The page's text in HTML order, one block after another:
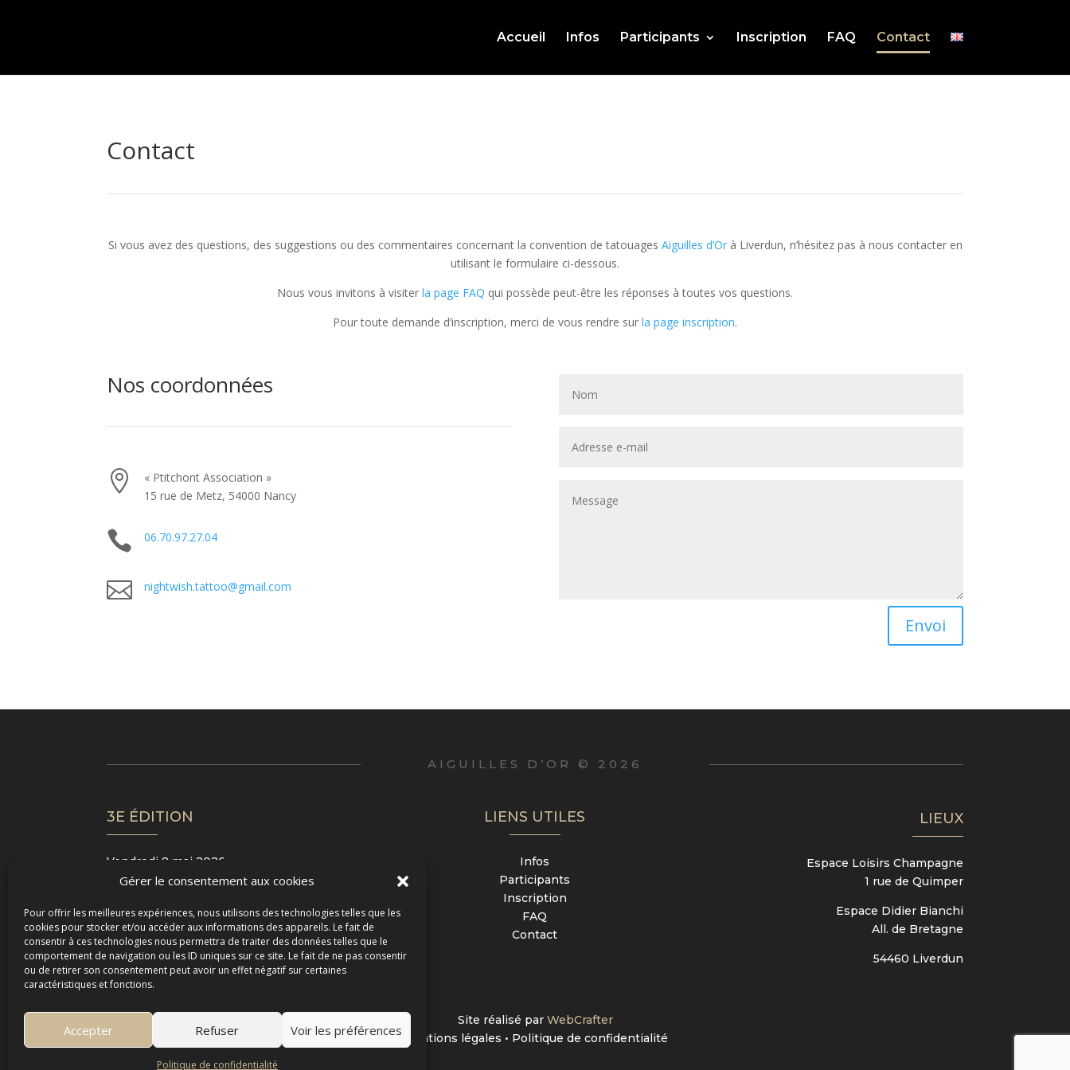
Gérer le consentement aux cookies
Pour offrir les meilleures expériences, nous utilisons des technologies telles que les
cookies pour stocker et/ou accéder aux informations des appareils. Le fait de
consentir à ces technologies nous permettra de traiter des données telles que le
comportement de navigation ou les ID uniques sur ce site. Le fait de ne pas consentir
ou de retirer son consentement peut avoir un effet négatif sur certaines
caractéristiques et fonctions.
Accepter Refuser Voir les préférences
Politique de confidentialité
Accueil Infos Participants Inscription FAQ Contact
Contact
Si vous avez des questions, des suggestions ou des commentaires concernant la convention de tatouages Aiguilles d’Or à Liverdun, n’hésitez pas à nous contacter en
utilisant le formulaire ci-dessous.
Nous vous invitons à visiter la page FAQ qui possède peut-être les réponses à toutes vos questions.
Pour toute demande d’inscription, merci de vous rendre sur la page inscription.
Nos coordonnées

« Ptitchont Association »
15 rue de Metz, 54000 Nancy
 06.70.97.27.04
 nightwish.tattoo@gmail.com
Envoi
AIGUILLES D’OR © 2026
3E ÉDITION
Vendredi 8 mai 2026
Samedi 9 mai 2026
LIENS UTILES
Infos
Participants
Inscription
FAQ
Contact
LIEUX
Espace Loisirs Champagne
1 rue de Quimper
Espace Didier Bianchi
All. de Bretagne
54460 Liverdun
Site réalisé par WebCrafter
Mentions légales • Politique de confidentialité